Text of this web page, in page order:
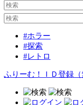
#ホラー
#探索
#レトロ
ふりーむ！ＩＤ登録（